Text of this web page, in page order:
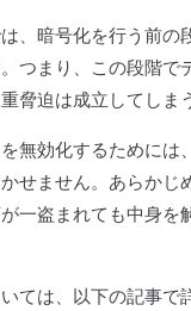
、暗号化を行う前の
つまり、この段階で
脅迫は成立してしま
無効化するためには
せません。あらかじ
一盗まれても中身を
ては、以下の記事で